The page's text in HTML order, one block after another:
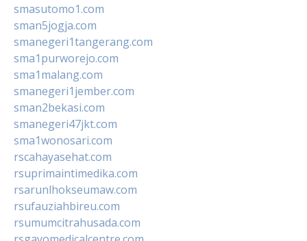
smasutomo1.com
sman5jogja.com
smanegeri1tangerang.com
sma1purworejo.com
sma1malang.com
smanegeri1jember.com
sman2bekasi.com
smanegeri47jkt.com
sma1wonosari.com
rscahayasehat.com
rsuprimaintimedika.com
rsarunlhokseumaw.com
rsufauziahbireu.com
rsumumcitrahusada.com